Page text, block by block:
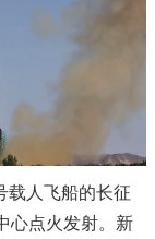
人飞船的长征
心点火发射。新